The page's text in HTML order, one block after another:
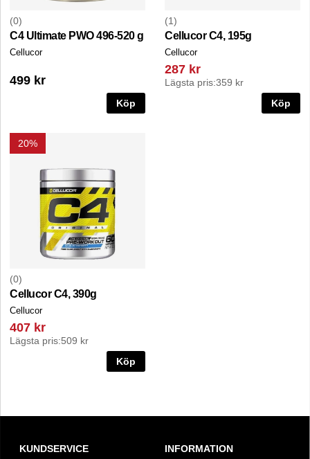
0
C4 Ultimate PWO 496-520 g
Cellucor
499 kr
Köp
1
Cellucor C4, 195g
Cellucor
287 kr
Lägsta pris:359 kr
Köp
20%
0
Cellucor C4, 390g
Cellucor
407 kr
Lägsta pris:509 kr
Köp
KUNDSERVICE
INFORMATION